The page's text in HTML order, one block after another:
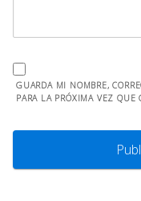
GUARDA MI NOMBRE,
PARA LA PRÓXIMA VEZ QUE